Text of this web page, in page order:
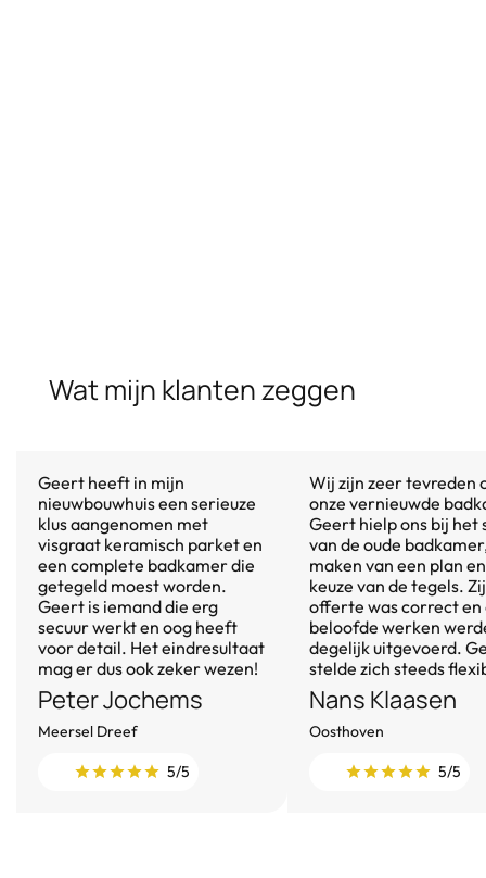
Wat mijn klanten zeggen
Geert heeft in mijn
nieuwbouwhuis een serieuze
klus aangenomen met
visgraat keramisch parket en
een complete badkamer die
getegeld moest worden.
Geert is iemand die erg
secuur werkt en oog heeft
voor detail. Het eindresultaat
mag er dus ook zeker wezen!
Peter Jochems
Meersel Dreef
5/5
Wij zijn zeer tevreden
onze vernieuwde
Geert hielp ons bij het
van de oude
maken van een plan
keuze van de tegels.
offerte was correct en
beloofde werken
degelijk uitgevoerd.
stelde zich steeds
Nans Klaasen
Oosthoven
5/5